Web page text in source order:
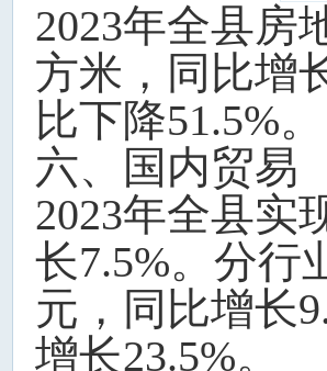
2023年全县房
方米，同比增
比下降51.5%。
六、国内贸易
2023年全县实
长7.5%。分行
元，同比增长
增长23.5%。